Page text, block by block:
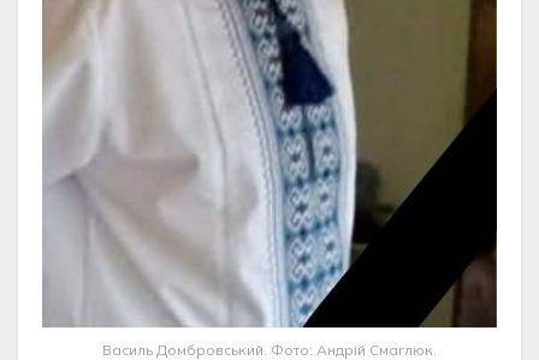
Василь Домбровський. Фото: Андрій Смаглюк.